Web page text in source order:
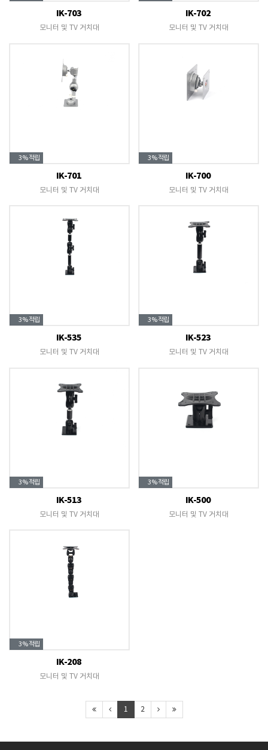
IK-703
모니터 및 TV 거치대
IK-702
모니터 및 TV 거치대
3%적립
IK-701
모니터 및 TV 거치대
3%적립
IK-700
모니터 및 TV 거치대
3%적립
IK-535
모니터 및 TV 거치대
3%적립
IK-523
모니터 및 TV 거치대
3%적립
IK-513
모니터 및 TV 거치대
3%적립
IK-500
모니터 및 TV 거치대
3%적립
IK-208
모니터 및 TV 거치대
1 2